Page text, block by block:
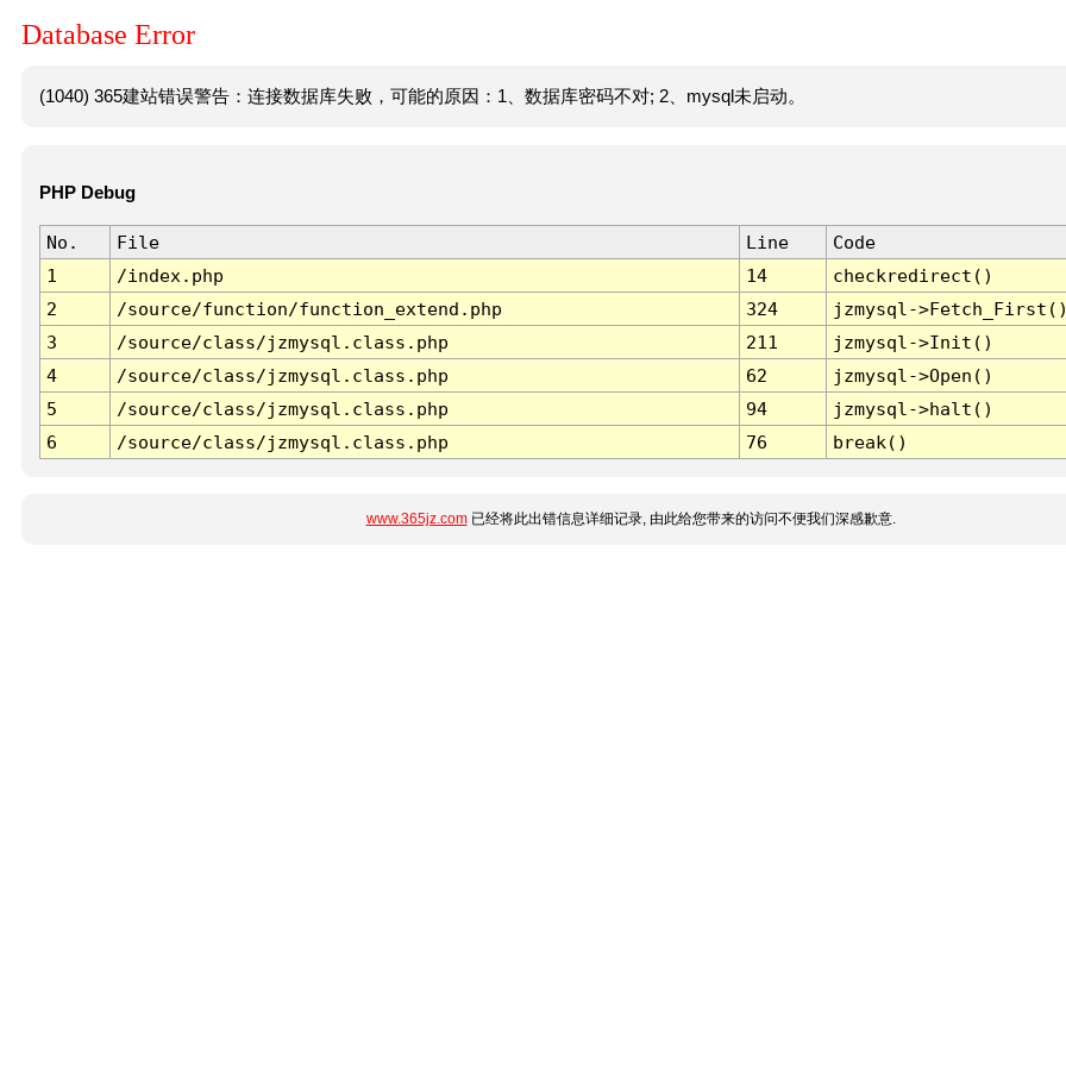
Database Error
(1040) 365建站错误警告：连接数据库失败，可能的原因：1、数据库密码不对; 2、mysql未启动。
PHP Debug
No. File Line
Code
1
/index.php 14
checkredirect()
2
/source/function/function_extend.php 324
jzmysql-
3
/source/class/jzmysql.class.php 211
jzmysql->Init()
4
/source/class/jzmysql.class.php 62
jzmysql->Open()
5
/source/class/jzmysql.class.php 94
jzmysql->halt()
6
/source/class/jzmysql.class.php 76 break()
www.365jz.com已经将此出错信息详细记录, 由此给您带来的访问不便我们深感歉意.